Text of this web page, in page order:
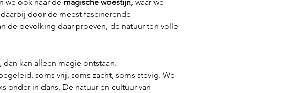
door de meest fascinerende
de bevolking daar proeven, de natuur ten volle
dan kan alleen magie ontstaan.
soms vrij, soms zacht, soms stevig. We
onder in dans. De natuur en cultuur van